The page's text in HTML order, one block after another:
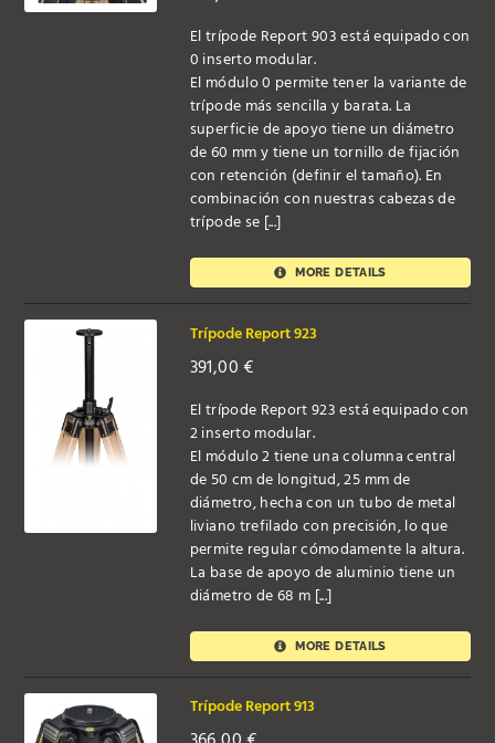
El trípode Report 903 está equipado con
0 inserto modular.
El módulo 0 permite tener la variante de
trípode más sencilla y barata. La
superficie de apoyo tiene un diámetro
de 60 mm y tiene un tornillo de fijación
con retención (definir el tamaño). En
combinación con nuestras cabezas de
trípode se [...]
MORE DETAILS
Trípode Report 923
391,00€
El trípode Report 923 está equipado con
2 inserto modular.
El módulo 2 tiene una columna central
de 50 cm de longitud, 25 mm de
diámetro, hecha con un tubo de metal
liviano trefilado con precisión, lo que
permite regular cómodamente la altura.
La base de apoyo de aluminio tiene un
diámetro de 68 m [...]
MORE DETAILS
Trípode Report 913